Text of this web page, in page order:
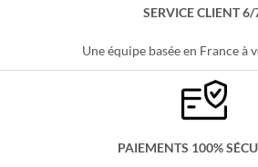
SERVICE CLIENT 6/
Une équipe basée en France à
PAIEMENTS 100%